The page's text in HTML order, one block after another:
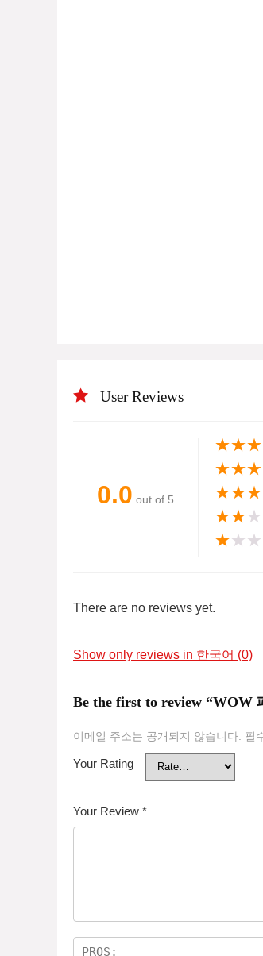
User Reviews
0.0 out of 5
★★★
★★★
★★★
★★★
★★★
There are no reviews yet.
Show only reviews in 한국어 (0)
Be the first to review “WOW
이메일 주소는 공개되지 않습니다. 필
Your Rating
Your Review *